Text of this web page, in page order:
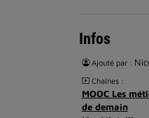
Infos
Ajouté par :
Chaînes :
MOOC Les
de demain